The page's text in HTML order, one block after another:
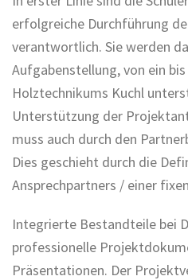
erfolgreiche Durchführung
verantwortlich. Sie werden
Aufgabenstellung, von ein
Holztechnikums Kuchl
Unterstützung der
muss auch durch den
Dies geschieht durch die
Ansprechpartners / einer
Integrierte Bestandteile bei
professionelle
Präsentationen. Der